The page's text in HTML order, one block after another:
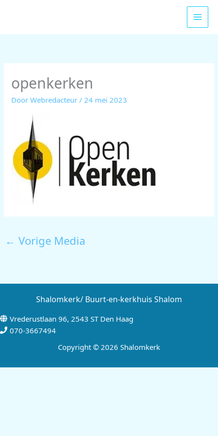
openkerken
DoorWebredacteur/ 24 mei 2023
← Vorige Media
Shalomkerk/ Buurt-en-kerkhuis Shalom
Vrederustlaan 96, 2543 ST Den Haag
070-3667494
Copyright © 2026 Shalomkerk